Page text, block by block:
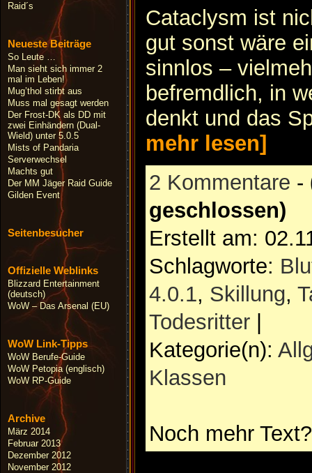
Raid´s
Neueste Beiträge
So Leute …
Man sieht sich immer 2
mal im Leben!
Mug’thol stirbt aus
Muss mal gesagt werden
Der Frost-DK als DD mit
zwei Einhändern (Dual-
Wield) unter 5.0.5
Mists of Pandaria
Serverwechsel
Machts gut
Der MM Jäger Raid Guide
Gilden Event
Seitenbesucher
Offizielle Weblinks
Blizzard Entertainment
(deutsch)
WoW – Das Arsenal (EU)
WoW Link-Tipps
WoW Berufe-Guide
WoW Petopia (englisch)
WoW RP-Guide
Archive
März 2014
Februar 2013
Dezember 2012
November 2012
Cataclysm ist
gut sonst wäre
sinnlos –
befremdlich, in
denkt und das
mehr lesen]
2 Kommentare -
geschlossen)
Erstellt am:
Schlagworte:
4.0.1, Skillung,
Todesritter |
Kategorie(n):
Klassen
Noch mehr